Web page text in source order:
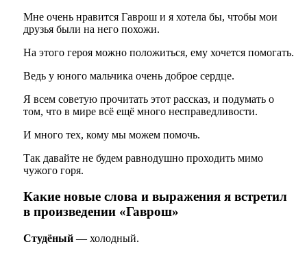
Мне очень нравится Гаврош и я хотела бы, чтобы мои
друзья были на него похожи.
На этого героя можно положиться, ему хочется помогать.
Ведь у юного мальчика очень доброе сердце.
Я всем советую прочитать этот рассказ, и подумать о
том, что в мире всё ещё много несправедливости.
И много тех, кому мы можем помочь.
Так давайте не будем равнодушно проходить мимо
чужого горя.
Какие новые слова и выражения я встретил
в произведении «Гаврош»
Студёный— холодный.